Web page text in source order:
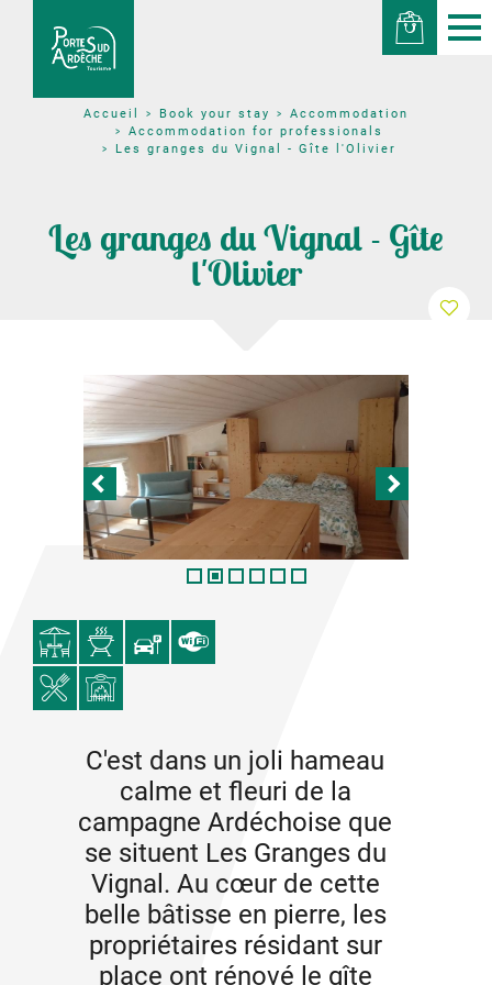
Accueil Book your stay
Accommodation
Accommodation for professionals
Les granges du Vignal - Gîte l'Olivier
Les granges du Vignal - Gîte
l'Olivier
C'est dans un joli hameau
calme et fleuri de la
campagne Ardéchoise que
se situent Les Granges du
Vignal. Au cœur de cette
belle bâtisse en pierre, les
propriétaires résidant sur
place ont rénové le gîte